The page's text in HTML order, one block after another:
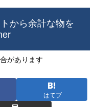
から余計な物を
があります
はてブ